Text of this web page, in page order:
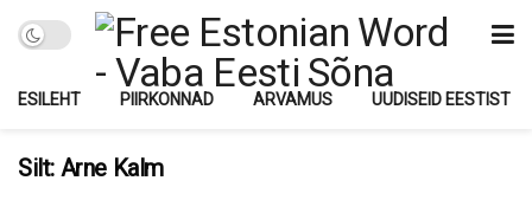
ESILEHT PIIRKONNAD ARVAMUS UUDISEID EESTIST
Silt: Arne Kalm